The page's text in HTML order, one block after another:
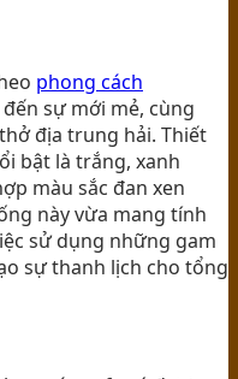
phong cách
sự mới mẻ, cùng
địa trung hải. Thiết
bật là trắng, xanh
màu sắc đan xen
này vừa mang tính
sử dụng những gam
sự thanh lịch cho tổng